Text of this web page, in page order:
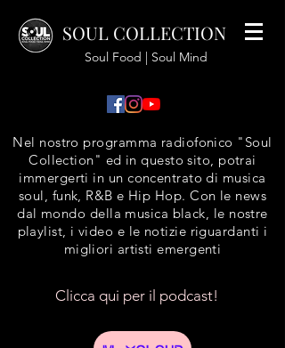
SOUL COLLECTION
Soul Food | Soul Mind
Nel nostro programma radiofonico "Soul
Collection" ed in questo sito, potrai
immergerti in un concentrato di musica
soul, funk, R&B e Hip Hop. Con le news
dal mondo della musica black, le nostre
playlist, i video e le notizie riguardanti i
migliori artisti emergenti
Clicca qui per il podcast!